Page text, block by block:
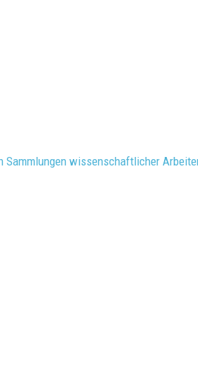
wissenschaftlicher